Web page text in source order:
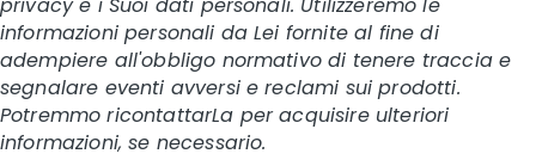
informazioni personali da Lei fornite al fine di
adempiere all'obbligo normativo di tenere traccia e
segnalare eventi avversi e reclami sui prodotti.
Potremmo ricontattarLa per acquisire ulteriori
informazioni, se necessario.